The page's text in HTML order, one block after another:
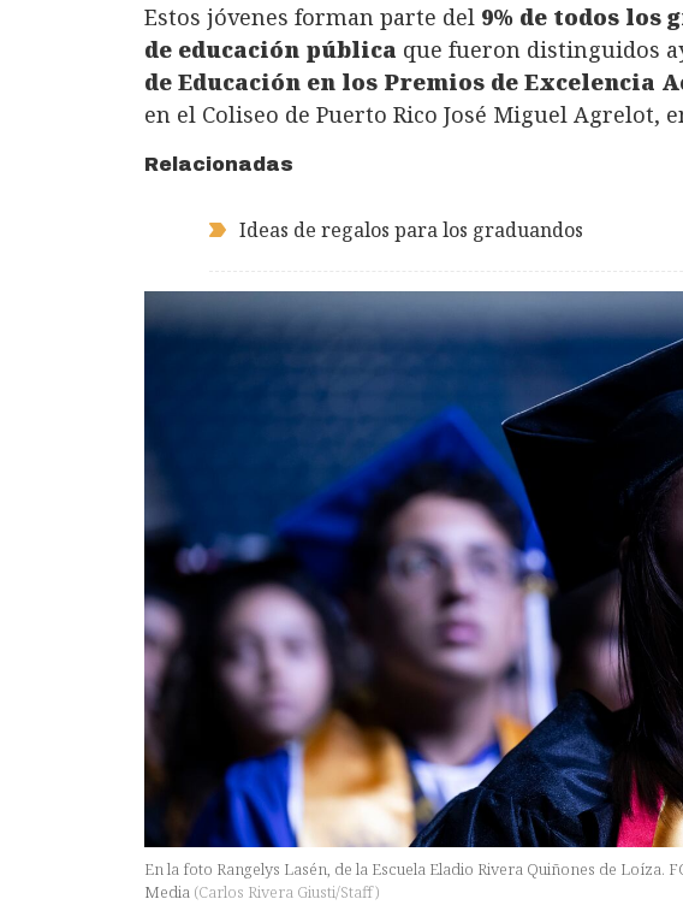
Estos jóvenes forman parte del 9% de todos los
de educación pública que fueron distinguidos
de Educación en los Premios de Excelencia
en el Coliseo de Puerto Rico José Miguel Agrelot,
Relacionadas
Ideas de regalos para los graduandos
En la foto Rangelys Lasén, de la Escuela Eladio Rivera Quiñones de Loíza.
Media (Carlos Rivera Giusti/Staff)